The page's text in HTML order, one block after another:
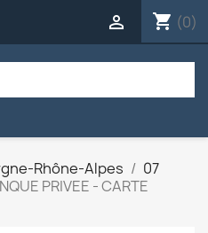
shopping_cart (0)

Rhône-Alpes
07
PRIVEE - CARTE